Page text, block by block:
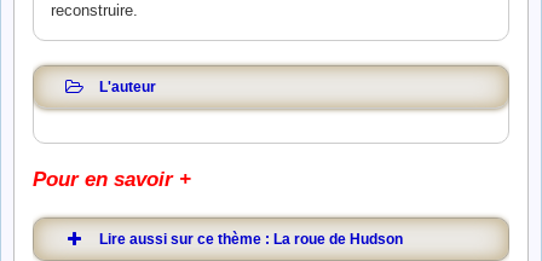
reconstruire.
L'auteur
Pour en savoir +
Lire aussi sur ce thème : La roue de Hudson